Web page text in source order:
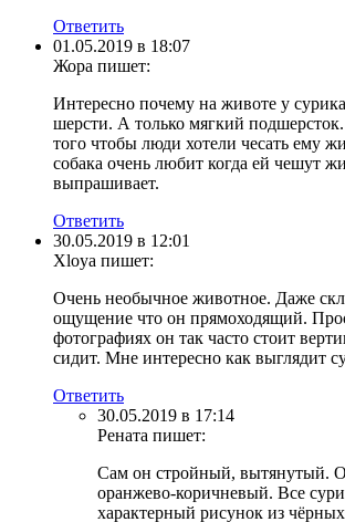
Ответить
01.05.2019 в 18:07
Жора пишет:
Интересно почему на животе у
шерсти. А только мягкий
того чтобы люди хотели чесать ему
собака очень любит когда ей чешут
выпрашивает.
Ответить
30.05.2019 в 12:01
Xloya пишет:
Очень необычное животное. Даже
ощущение что он прямоходящий.
фотографиях он так часто стоит
сидит. Мне интересно как выглядит
Ответить
30.05.2019 в 17:14
Рената пишет:
Сам он стройный, вытянутый.
оранжево-коричневый. Все
характерный рисунок из